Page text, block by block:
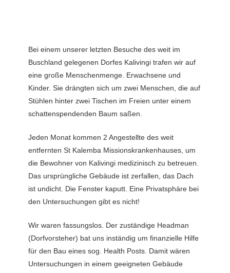
Bei einem unserer letzten Besuche des weit im
Buschland gelegenen Dorfes Kalivingi trafen wir auf
eine große Menschenmenge. Erwachsene und
Kinder. Sie drängten sich um zwei Menschen, die auf
Stühlen hinter zwei Tischen im Freien unter einem
schattenspendenden Baum saßen.
Jeden Monat kommen 2 Angestellte des weit
entfernten St Kalemba Missionskrankenhauses, um
die Bewohner von Kalivingi medizinisch zu betreuen.
Das ursprüngliche Gebäude ist zerfallen, das Dach
ist undicht. Die Fenster kaputt. Eine Privatsphäre bei
den Untersuchungen gibt es nicht!
Wir waren fassungslos. Der zuständige Headman
(Dorfvorsteher) bat uns inständig um finanzielle Hilfe
für den Bau eines sog. Health Posts. Damit wären
Untersuchungen in einem geeigneten Gebäude